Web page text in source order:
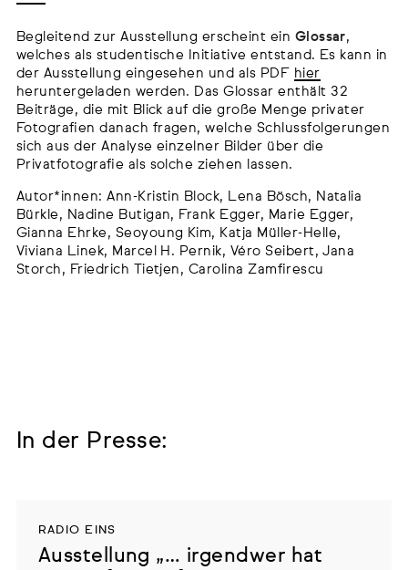
Begleitend zur Ausstellung erscheint ein Glossar,
welches als studentische Initiative entstand. Es kann in
der Ausstellung eingesehen und als PDF hier
heruntergeladen werden. Das Glossar enthält 32
Beiträge, die mit Blick auf die große Menge privater
Fotografien danach fragen, welche Schlussfolgerungen
sich aus der Analyse einzelner Bilder über die
Privatfotografie als solche ziehen lassen.
Autor*innen: Ann-Kristin Block, Lena Bösch, Natalia
Bürkle, Nadine Butigan, Frank Egger, Marie Egger,
Gianna Ehrke, Seoyoung Kim, Katja Müller-Helle,
Viviana Linek, Marcel H. Pernik, Véro Seibert, Jana
Storch, Friedrich Tietjen, Carolina Zamfirescu
In der Presse:
RADIO EINS
Ausstellung „… irgendwer hat